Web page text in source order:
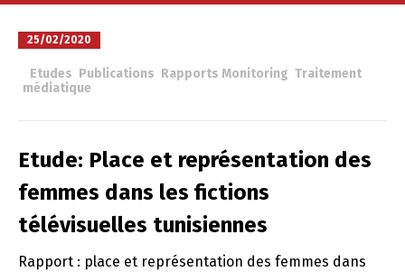
25/02/2020
Etudes Publications Rapports Monitoring Traitement
médiatique
Etude: Place et représentation des
femmes dans les fictions
télévisuelles tunisiennes
Rapport : place et représentation des femmes dans